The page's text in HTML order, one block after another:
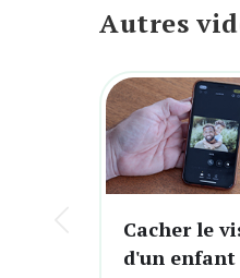
Autres
Cacher le
d'un enfant